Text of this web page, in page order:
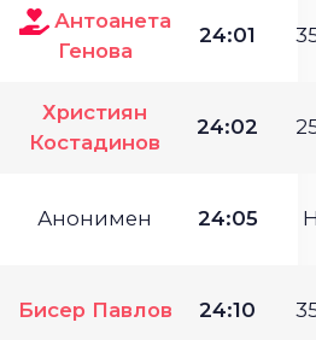
Антоанета
Генова
24:01
Християн
Костадинов
24:02
Анонимен 24:05
Бисер Павлов 24:10